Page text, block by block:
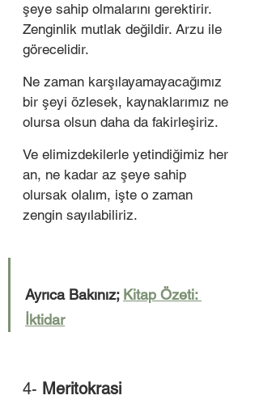
şeye sahip olmalarını gerektirir.
Zenginlik mutlak değildir. Arzu ile
görecelidir.
Ne zaman karşılayamayacağımız
bir şeyi özlesek, kaynaklarımız ne
olursa olsun daha da fakirleşiriz.
Ve elimizdekilerle yetindiğimiz her
an, ne kadar az şeye sahip
olursak olalım, işte o zaman
zengin sayılabiliriz.
Ayrıca Bakınız; Kitap Özeti:
İktidar
4- Meritokrasi